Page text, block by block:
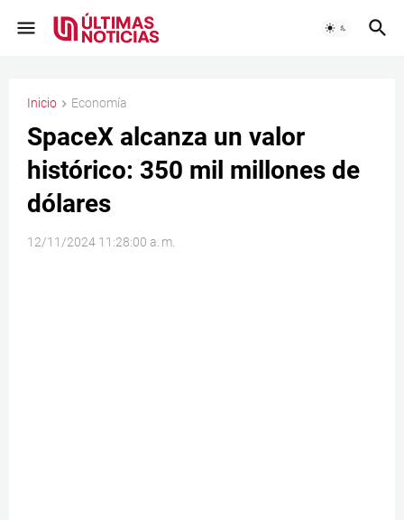
Inicio Economía
SpaceX alcanza un valor
histórico: 350 mil millones de
dólares
12/11/2024 11:28:00 a. m.